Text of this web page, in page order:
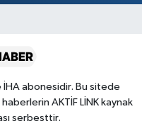
İHA abonesidir. Bu sitede
AKTİF LİNK kaynak
serbesttir.